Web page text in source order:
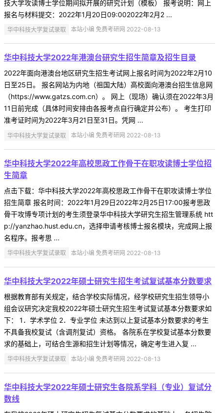
技大学攻读博士学位期间拟开展的研究计划（模板） 报考说明：网上
报名与材料提交：2022年1月20日09:002022年2月2 ...
华中科技大学复试录取 本站小编 免费考研网 2022-08-13
华中科技大学2022年港澳台研究生招生简章及招生目录
2022年面向港澳台地区研究生招生考试网上报名时间为2022年2月10
日至25日。 报名网站为内地（祖国大陆）高校面向港澳台招生信息网
（https://www.gatzs.com.cn）。 网上（现场）确认须在2022年3月
11日前完成（具体时间安排由各报考点自行确定并公布）。 考生打印
准考证时间为2022年3月21日至31日。凭网 ...
华中科技大学复试录取 本站小编 免费考研网 2022-08-13
华中科技大学2022年高校思政工作骨干在职攻读博士学位招
生简章
点击下载：华中科技大学2022年高校思政工作骨干在职攻读博士学位
招生简章 报名时间：2022年1月29日2022年2月25日17:00报考思政
骨干攻博专项计划的考生须登录华中科技大学研究生招生管理系统 htt
p://yanzhao.hust.edu.cn，选择申请考核博士报名模块，完成网上报
名程序。报考思 ...
华中科技大学复试录取 本站小编 免费考研网 2022-08-13
华中科技大学2022年硕士研究生招生考试复试基本分数要求
根据教育部有关规定，结合学校实际情况，经学校研究生招生领导小
组会议研究决定我校2022年硕士研究生招生考试复试基本分数要求如
下： 1．学术学位 2．专业学位 未达到以上复试基本分数要求的考生
不具备我校复试（含调剂复试）资格。 各院系在学校复试基本分数要
求的基础上，可结合生源和招生计划等情况，确定考生进入复 ...
华中科技大学复试录取 本站小编 免费考研网 2022-08-13
华中科技大学2022年硕士研究生各院系学科（专业）复试分
数线